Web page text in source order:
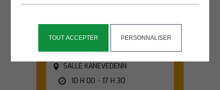
TOUT ACCEPTER PERSONNALISER
d'une sortie nature...
SALLE KANEVEDENN
10 H 00 - 17 H 30